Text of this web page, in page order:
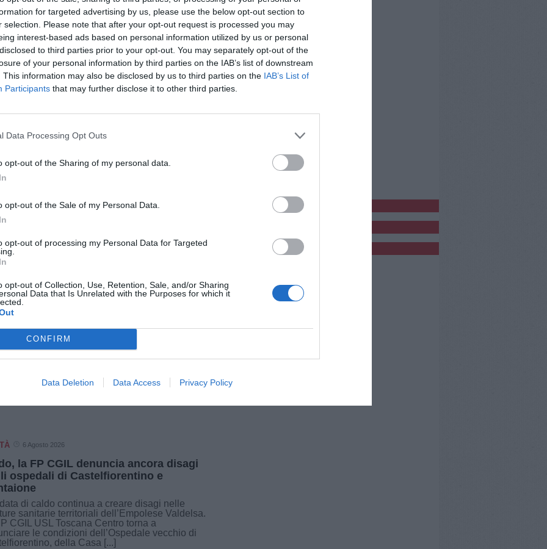
for targeted advertising by us, please use the below opt-out section to
selection. Please note that after your opt-out request is processed you may
interest-based ads based on personal information utilized by us or personal
to third parties prior to your opt-out. You may separately opt-out of the
of your personal information by third parties on the IAB’s list of downstream
This information may also be disclosed by us to third parties on the IAB’s List of
Participants that may further disclose it to other third parties.
Data Processing Opt Outs
opt-out of the Sharing of my personal data.
opt-out of the Sale of my Personal Data.
opt-out of processing my Personal Data for Targeted
opt-out of Collection, Use, Retention, Sale, and/or Sharing
Data that Is Unrelated with the Purposes for which it
CONFIRM
Data Deletion Data Access Privacy Policy
l’economia del nostro paese, a costo di
vicini ai lavoratori dei nostri Circoli Arci,
di potere riprendere il loro lavoro, con
mesi di inattività che comunque
che si profila con grandi restrizioni.
questi motivi rivendicare il ruolo fondamentale
fondamentale alla costruzione di
per noi e vogliamo provare lo stesso a
con i mezzi che ce lo permettono e che
sito internet. Così come la CGIL cercheremo
una piazza di “resistenza virtuale” così
piazza con il vostro contributo di messaggi
dei vostri primo maggio:i cortei, la gente, o
di scrivere nel post l’hashtag
nella nostra pagina facebook tutti i
Arci Empolese Valdelsa
6 Agosto 2026
la FP CGIL denuncia ancora disagi
ospedali di Castelfiorentino e
di caldo continua a creare disagi nelle
sanitarie territoriali dell’Empolese Valdelsa.
CGIL USL Toscana Centro torna a
le condizioni dell’Ospedale vecchio di
della Casa [...]
pubblicitàCl
pubblicità